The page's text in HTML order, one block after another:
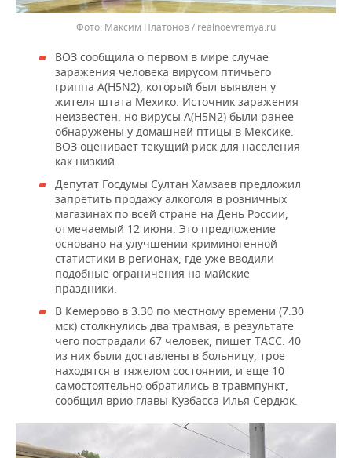
Максим Платонов / realnoevremya.ru
ВОЗ сообщила о первом в мире случае
заражения человека вирусом птичьего
гриппа A(H5N2), который был выявлен у
жителя штата Мехико. Источник заражения
неизвестен, но вирусы A(H5N2) были ранее
обнаружены у домашней птицы в Мексике.
ВОЗ оценивает текущий риск для населения
как низкий.
Депутат Госдумы Султан Хамзаев предложил
запретить продажу алкоголя в розничных
магазинах по всей стране на День России,
отмечаемый 12 июня. Это предложение
основано на улучшении криминогенной
статистики в регионах, где уже вводили
подобные ограничения на майские
праздники.
В Кемерово в 3.30 по местному времени (7.30
мск) столкнулись два трамвая, в результате
чего пострадали 67 человек, пишет ТАСС. 40
из них были доставлены в больницу, трое
находятся в тяжелом состоянии, и еще 10
самостоятельно обратились в травмпункт,
сообщил врио главы Кузбасса Илья Сердюк.